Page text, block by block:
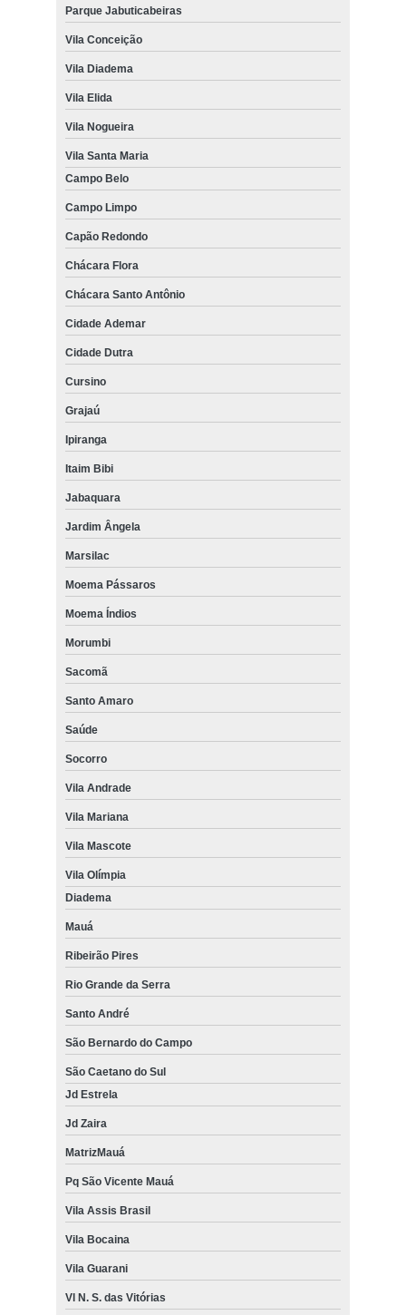
Parque Jabuticabeiras
Vila Conceição
Vila Diadema
Vila Elida
Vila Nogueira
Vila Santa Maria
Campo Belo
Campo Limpo
Capão Redondo
Chácara Flora
Chácara Santo Antônio
Cidade Ademar
Cidade Dutra
Cursino
Grajaú
Ipiranga
Itaim Bibi
Jabaquara
Jardim Ângela
Marsilac
Moema Pássaros
Moema Índios
Morumbi
Sacomã
Santo Amaro
Saúde
Socorro
Vila Andrade
Vila Mariana
Vila Mascote
Vila Olímpia
Diadema
Mauá
Ribeirão Pires
Rio Grande da Serra
Santo André
São Bernardo do Campo
São Caetano do Sul
Jd Estrela
Jd Zaira
MatrizMauá
Pq São Vicente Mauá
Vila Assis Brasil
Vila Bocaina
Vila Guarani
Vl N. S. das Vitórias